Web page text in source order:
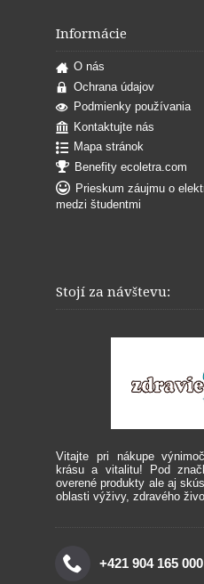
Informácie
O nás
Ochrana údajov
Podmienky používania
Kontaktujte nás
Mapa stránok
Benefity ecoletra.com
Prieskum záujmu o
medzi študentmi
Stojí za návštevu:
Vitajte pri nákupe
krásu a vitalitu!
Pod
overené produkty ale aj
oblasti výživy, zdravého
+421 904 165 000